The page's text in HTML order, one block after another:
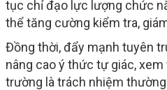
tục chỉ đạo lực lượng chức
thể tăng cường kiểm tra,
Đồng thời, đẩy mạnh tuyên
nâng cao ý thức tự giác,
trường là trách nhiệm